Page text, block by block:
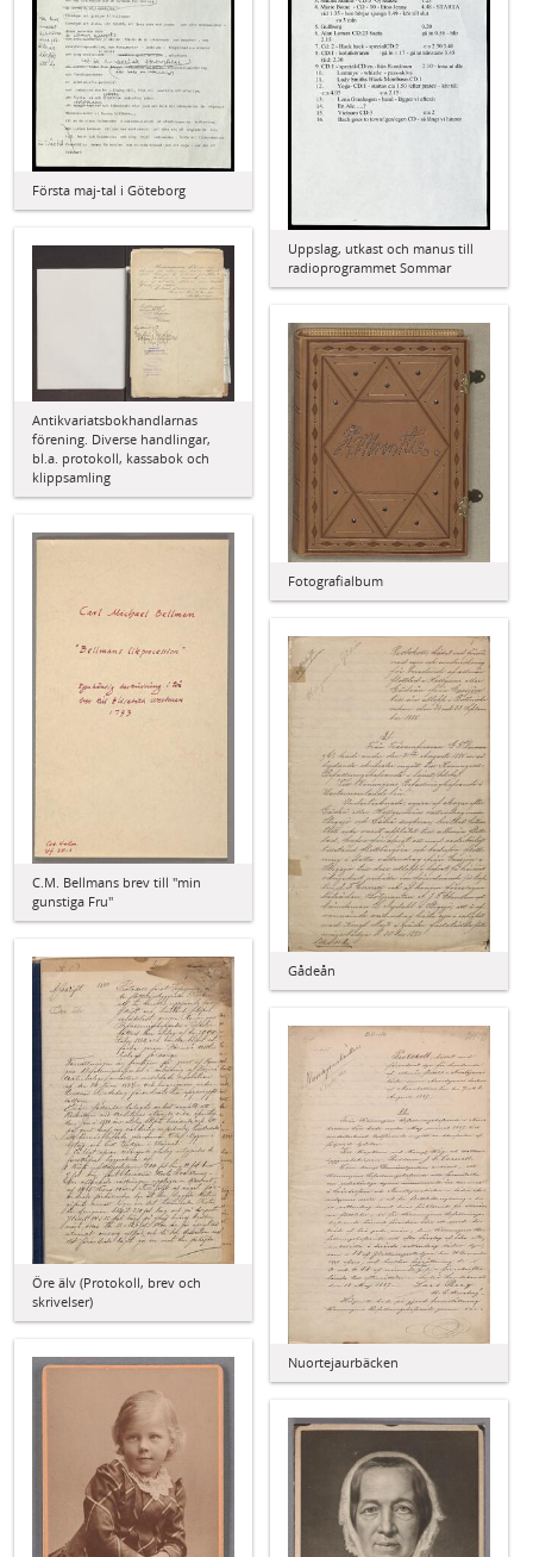
Första maj-tal i Göteborg
Uppslag, utkast och manus till
radioprogrammet Sommar
Antikvariatsbokhandlarnas
förening. Diverse handlingar,
bl.a. protokoll, kassabok och
klippsamling
Fotografialbum
C.M. Bellmans brev till "min
gunstiga Fru"
Gådeån
Öre älv (Protokoll, brev och
skrivelser)
Nuortejaurbäcken